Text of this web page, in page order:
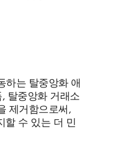
하는 탈중앙화 애
탈중앙화 거래소
제거함으로써,
할 수 있는 더 민